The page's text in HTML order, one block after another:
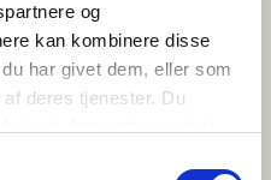
og
kan kombinere disse
har givet dem, eller som
deres tjenester. Du